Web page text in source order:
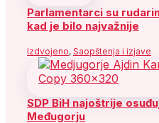
Parlamentarci su
kad je bilo najvažnije
Izdvojeno, Saopštenja i izjave
SDP BiH najoštrije
Međugorju